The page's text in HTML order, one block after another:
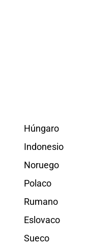
Húngaro
Indonesio
Noruego
Polaco
Rumano
Eslovaco
Sueco